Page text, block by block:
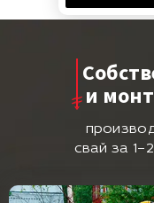
и
свай за